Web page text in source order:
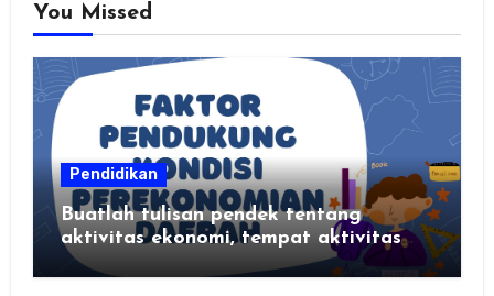
You Missed
Pendidikan
Buatlah tulisan pendek tentang
aktivitas ekonomi, tempat aktivitas
ekonomi, dan hasil produksi daerah
kalian